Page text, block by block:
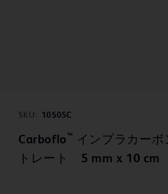
SKU: 10S05C
Carboflo ™ インプラカーボ
トレート 5 mm x 10 cm